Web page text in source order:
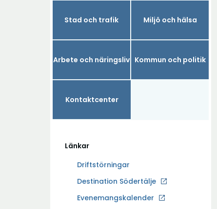
Stad och trafik Miljö och hälsa
Arbete och näringsliv Kommun och politik
Kontaktcenter
Länkar
Driftstörningar
Destination Södertälje
Ö
p
Evenemangskalender